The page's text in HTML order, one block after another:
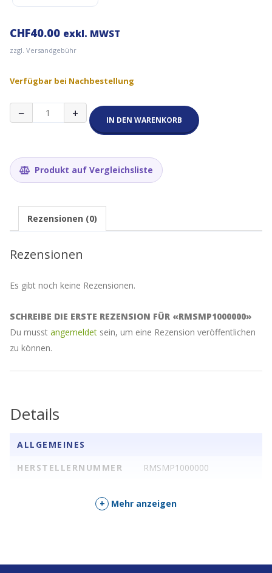
CHF40.00 exkl. MWST
zzgl. Versandgebühr
Verfügbar bei Nachbestellung
−
RMSMP1000000
Menge
+ IN DEN WARENKORB
Produkt auf Vergleichsliste
Rezensionen (0)
Rezensionen
Es gibt noch keine Rezensionen.
SCHREIBE DIE ERSTE REZENSION FÜR «RMSMP1000000»
Du musst angemeldet sein, um eine Rezension veröffentlichen
zu können.
Details
ALLGEMEINES
HERSTELLERNUMMER
RMSMP1000000
+ Mehr anzeigen